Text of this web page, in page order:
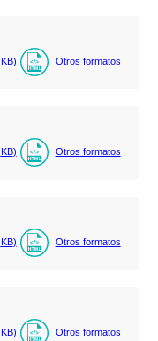
KB) Otros formatos
KB) Otros formatos
KB) Otros formatos
KB) Otros formatos